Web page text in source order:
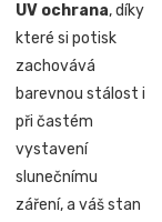
UV ochrana, díky
které si potisk
zachovává
barevnou stálost i
při častém
vystavení
slunečnímu
záření, a váš stan